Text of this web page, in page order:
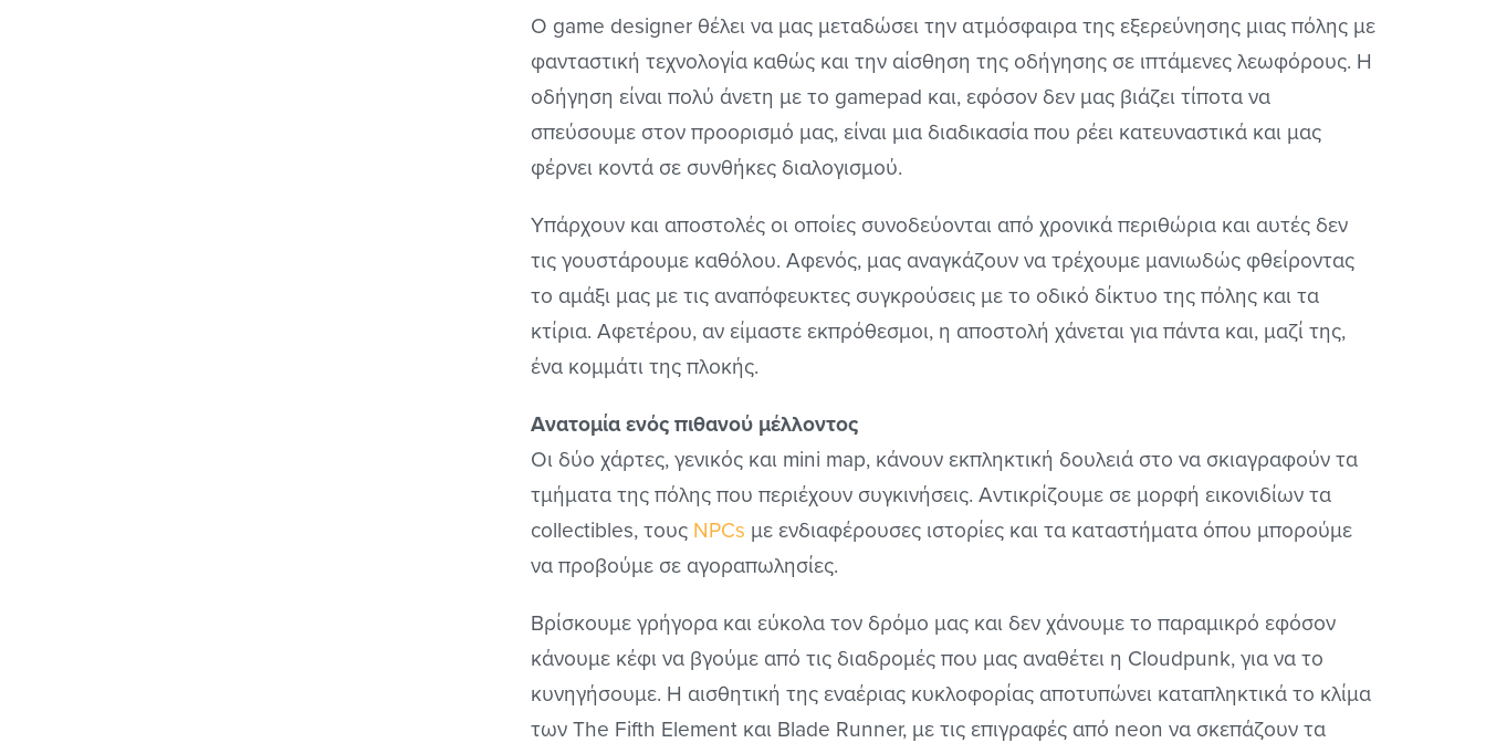
Ο game designer θέλει να μας μεταδώσει την ατμόσφαιρα της εξερεύνησης μιας πόλης με
φανταστική τεχνολογία καθώς και την αίσθηση της οδήγησης σε ιπτάμενες λεωφόρους. Η
οδήγηση είναι πολύ άνετη με το gamepad και, εφόσον δεν μας βιάζει τίποτα να
σπεύσουμε στον προορισμό μας, είναι μια διαδικασία που ρέει κατευναστικά και μας
φέρνει κοντά σε συνθήκες διαλογισμού.
Υπάρχουν και αποστολές οι οποίες συνοδεύονται από χρονικά περιθώρια και αυτές δεν
τις γουστάρουμε καθόλου. Αφενός, μας αναγκάζουν να τρέχουμε μανιωδώς φθείροντας
το αμάξι μας με τις αναπόφευκτες συγκρούσεις με το οδικό δίκτυο της πόλης και τα
κτίρια. Αφετέρου, αν είμαστε εκπρόθεσμοι, η αποστολή χάνεται για πάντα και, μαζί της,
ένα κομμάτι της πλοκής.
Ανατομία ενός πιθανού μέλλοντος
Οι δύο χάρτες, γενικός και mini map, κάνουν εκπληκτική δουλειά στο να σκιαγραφούν τα
τμήματα της πόλης που περιέχουν συγκινήσεις. Αντικρίζουμε σε μορφή εικονιδίων τα
collectibles, τους NPCs με ενδιαφέρουσες ιστορίες και τα καταστήματα όπου μπορούμε
να προβούμε σε αγοραπωλησίες.
Βρίσκουμε γρήγορα και εύκολα τον δρόμο μας και δεν χάνουμε το παραμικρό εφόσον
κάνουμε κέφι να βγούμε από τις διαδρομές που μας αναθέτει η Cloudpunk, για να το
κυνηγήσουμε. Η αισθητική της εναέριας κυκλοφορίας αποτυπώνει καταπληκτικά το κλίμα
των The Fifth Element και Blade Runner, με τις επιγραφές από neon να σκεπάζουν τα